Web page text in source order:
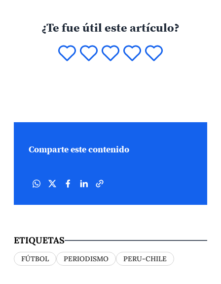
¿Te fue útil este artículo?
Comparte este contenido
ETIQUETAS
FÚTBOL PERIODISMO PERU-CHILE